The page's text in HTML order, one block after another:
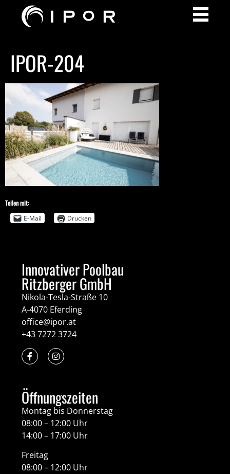
IPOR-204
Teilen mit:
E-Mail
Drucken
Innovativer Poolbau
Ritzberger GmbH
Nikola-Tesla-Straße 10
A-4070 Eferding
office@ipor.at
+43 7272 3724
Öffnungszeiten
Montag bis Donnerstag
08:00 – 12:00 Uhr
14:00 – 17:00 Uhr
Freitag
08:00 – 12:00 Uhr